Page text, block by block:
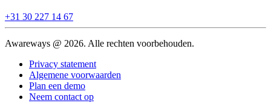
+31 30 227 14 67
Awareways @ 2026. Alle rechten voorbehouden.
Privacy statement
Algemene voorwaarden
Plan een demo
Neem contact op